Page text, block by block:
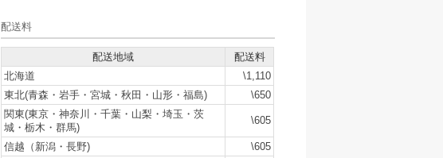
配送料
配送地域
配送料
北海道
\1,110
東北(青森・岩手・宮城・秋田・山形・福島)
\650
関東(東京・神奈川・千葉・山梨・埼玉・茨
城・栃木・群馬)
\605
信越（新潟・長野)
\605